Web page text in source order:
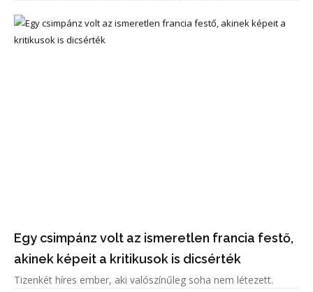
Egy csimpánz volt az ismeretlen francia festő,
akinek képeit a kritikusok is dicsérték
Tizenkét híres ember, aki valószínűleg soha nem létezett.